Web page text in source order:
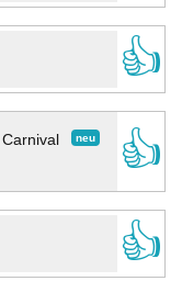
👍
neu
👍
👍